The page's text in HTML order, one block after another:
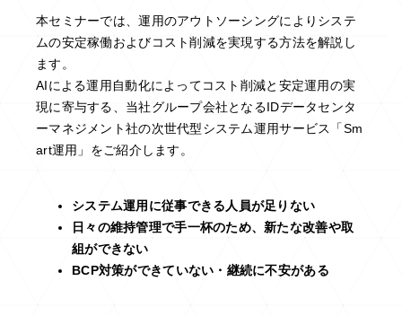
本セミナーでは、運用のアウトソーシングによりシステ
ムの安定稼働およびコスト削減を実現する方法を解説し
ます。
AIによる運用自動化によってコスト削減と安定運用の実
現に寄与する、当社グループ会社となるIDデータセンタ
ーマネジメント社の次世代型システム運用サービス「Sm
art運用」をご紹介します。
システム運用に従事できる人員が足りない
日々の維持管理で手一杯のため、新たな改善や取
組ができない
BCP対策ができていない・継続に不安がある